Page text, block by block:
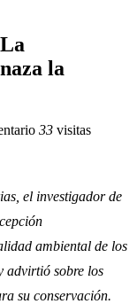
la
33 visitas
el investigador de
ambiental de los
advirtió sobre los
su conservación.